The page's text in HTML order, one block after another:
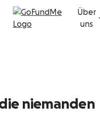
Über
uns
niemanden